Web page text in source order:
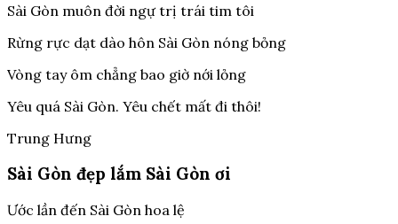
Sài Gòn muôn đời ngự trị trái tim tôi
Rừng rực dạt dào hôn Sài Gòn nóng bỏng
Vòng tay ôm chẳng bao giờ nới lỏng
Yêu quá Sài Gòn. Yêu chết mất đi thôi!
Trung Hưng
Sài Gòn đẹp lắm Sài Gòn ơi
Ước lần đến Sài Gòn hoa lệ